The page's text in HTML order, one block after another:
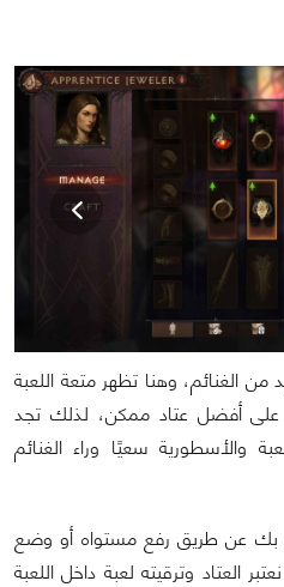
الغنائم، وهنا تظهر متعة اللعبة
على أفضل عتاد ممكن، لذلك تجد
والأسطورية سعيًا وراء الغنائم
بك عن طريق رفع مستواه أو وضع
العتاد وترقيته لعبة داخل اللعبة